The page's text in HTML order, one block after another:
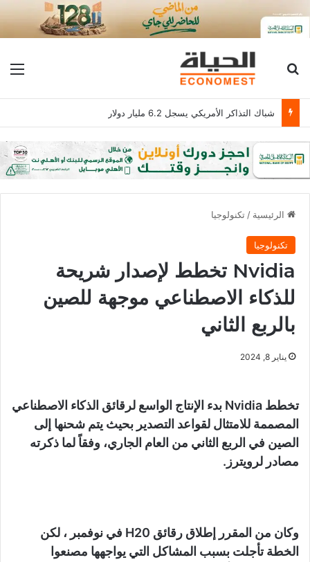
بحث عن
شباك التذاكر الأمريكي يسجل 6.2 مليار دولار
الرئيسية / تكنولوجيا
تكنولوجيا
Nvidia تخطط لإصدار شريحة
للذكاء الاصطناعي موجهة للصين
بالربع الثاني
يناير 8, 2024
تخطط Nvidia بدء الإنتاج الواسع لرقائق الذكاء الاصطناعي
المصممة للامتثال لقواعد التصدير بحيث يتم شحنها إلى
الصين في الربع الثاني من العام الجاري، وفقاً لما ذكرته
مصادر لرويترز.
وكان من المقرر إطلاق رقائق H20 في نوفمبر ، لكن
الخطة تأجلت بسبب المشاكل التي يواجهها مصنعوا